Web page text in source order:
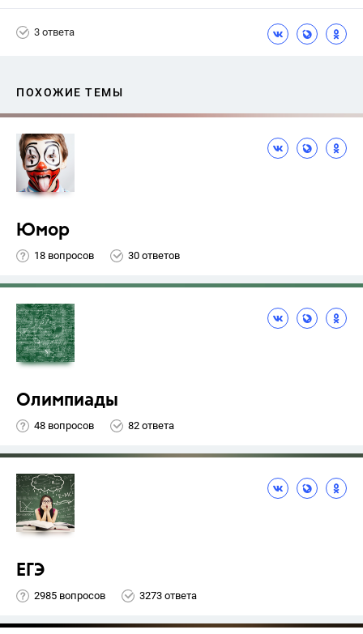
3 ответа
ПОХОЖИЕ ТЕМЫ
Юмор
18 вопросов 30 ответов
Олимпиады
48 вопросов 82 ответа
ЕГЭ
2985 вопросов 3273 ответа